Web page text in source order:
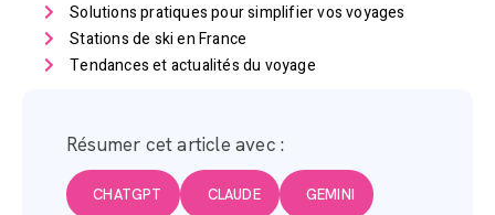
Résumer cet article avec :
CHATGPT CLAUDE GEMINI
Solutions pratiques pour simplifier vos voyages
Stations de ski en France
Tendances et actualités du voyage